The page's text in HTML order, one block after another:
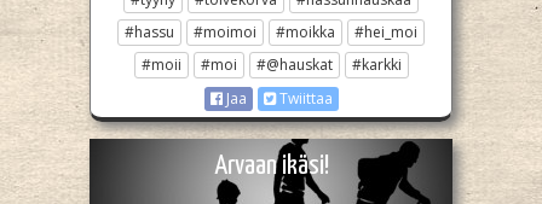
#hassu
#moimoi #moikka
#hei_moi
#moii
#moi #@hauskat
#karkki
Jaa
Twiittaa
Arvaan ikäsi!